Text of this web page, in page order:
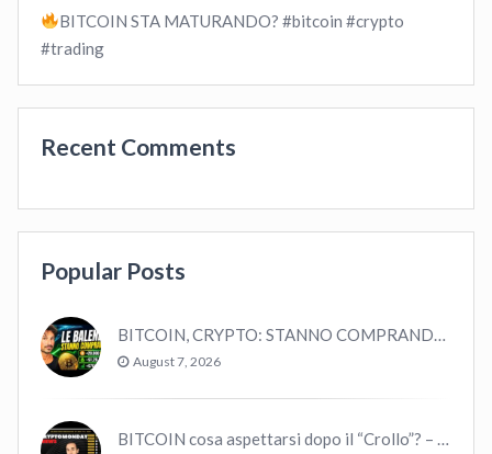
BITCOIN STA MATURANDO? #bitcoin #crypto
#trading
Recent Comments
Popular Posts
BITCOIN, CRYPTO: STANNO COMPRANDO TUTTI (GUARDA QUESTI DATI), EPPURE…
August 7, 2026
BITCOIN cosa aspettarsi dopo il “Crollo”? – CryptoMonday NEWS w16/’21